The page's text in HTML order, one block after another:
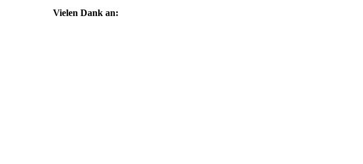
Vielen Dank an: